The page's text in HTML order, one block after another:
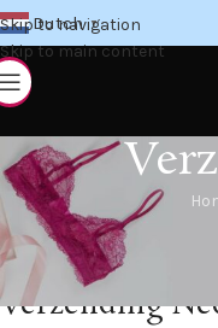
Skip to navigation
Skip to main content
Dutch ▼
Verzend
Verzending